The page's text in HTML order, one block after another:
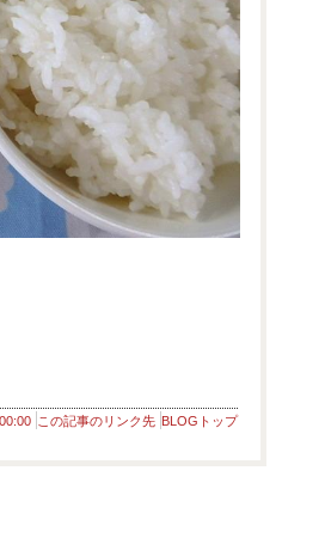
この記事のリンク先 BLOGトップ